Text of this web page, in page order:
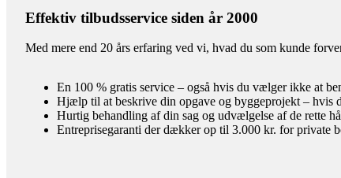
Effektiv tilbudsservice siden år 2000
Med mere end 20 års erfaring ved vi, hvad du som kunde
En 100 % gratis service – også hvis du vælger ikke at
Hjælp til at beskrive din opgave og byggeprojekt – hvis
Hurtig behandling af din sag og udvælgelse af de rette
Entreprisegaranti der dækker op til 3.000 kr. for private